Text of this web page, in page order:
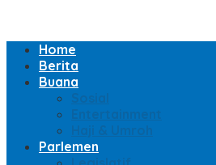
Home
Berita
Buana
Sosial
Entertainment
Haji & Umroh
Parlemen